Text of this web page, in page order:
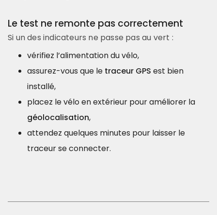
Le test ne remonte pas correctement
Si un des indicateurs ne passe pas au vert :
vérifiez l’alimentation du vélo,
assurez-vous que le traceur GPS est bien
installé,
placez le vélo en extérieur pour améliorer la
géolocalisation,
attendez quelques minutes pour laisser le
traceur se connecter.